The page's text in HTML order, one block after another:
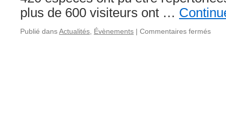
plus de 600 visiteurs ont …
Publié dansActualités Évènements | Commentaires ferméssur